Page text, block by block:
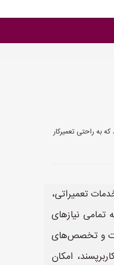
به راحتی تعمیرکار
تعمیراتی،
تمامی نیازهای
و تخصص‌های
امکان